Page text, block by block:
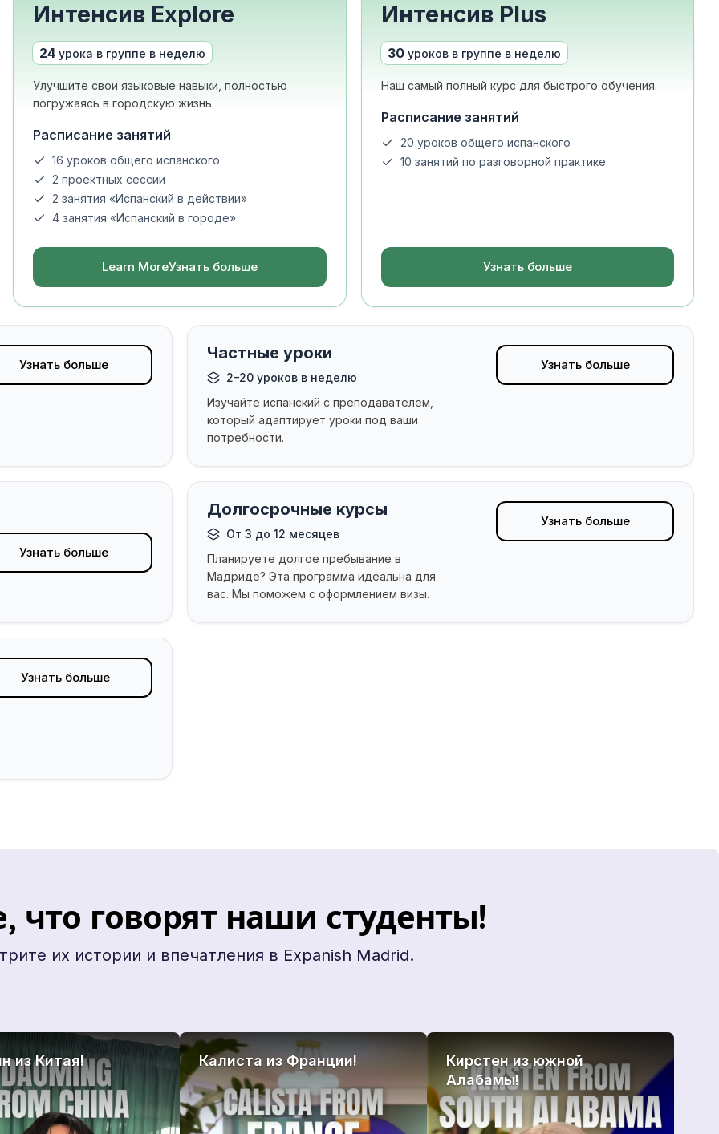
Интенсив Explore
24 урока в группе в неделю
Улучшите свои языковые навыки, полностью
погружаясь в городскую жизнь.
Расписание занятий
16 уроков общего испанского
2 проектных сессии
2 занятия «Испанский в действии»
4 занятия «Испанский в городе»
Learn MoreУзнать больше
Интенсив Plus
30 уроков в группе в неделю
Наш самый полный курс для быстрого обучения.
Расписание занятий
20 уроков общего испанского
10 занятий по разговорной практике
Узнать больше
Узнать больше
Частные уроки
2–20 уроков в неделю
Изучайте испанский с преподавателем,
который адаптирует уроки под ваши
потребности.
Узнать больше
Узнать больше
Долгосрочные курсы
От 3 до 12 месяцев
Планируете долгое пребывание в
Мадриде? Эта программа идеальна для
вас. Мы поможем с оформлением визы.
Узнать больше
Узнать больше
что говорят наши студенты!
их истории и впечатления в Expanish Madrid.
из Китая! Калиста из Франции!
Кирстен из южной
Алабамы!